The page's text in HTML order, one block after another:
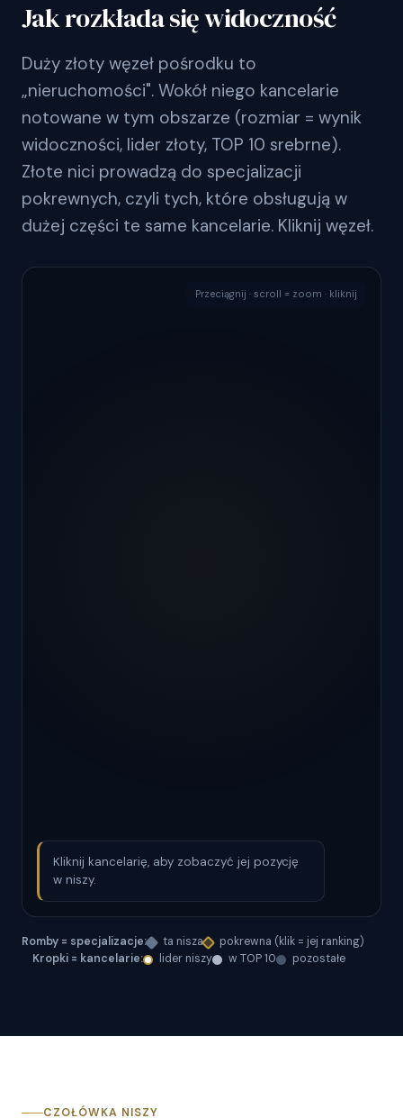
Jak rozkłada się widoczność
Duży złoty węzeł pośrodku to
„nieruchomości". Wokół niego kancelarie
notowane w tym obszarze (rozmiar = wynik
widoczności, lider złoty, TOP 10 srebrne).
Złote nici prowadzą do specjalizacji
pokrewnych, czyli tych, które obsługują w
dużej części te same kancelarie. Kliknij węzeł.
Kliknij kancelarię, aby zobaczyć jej pozycję
w niszy.
Przeciągnij · scroll = zoom · kliknij
Romby = specjalizacje: ta nisza
pokrewna (klik = jej ranking)
Kropki = kancelarie:
lider niszy w TOP 10 pozostałe
CZOŁÓWKA NISZY